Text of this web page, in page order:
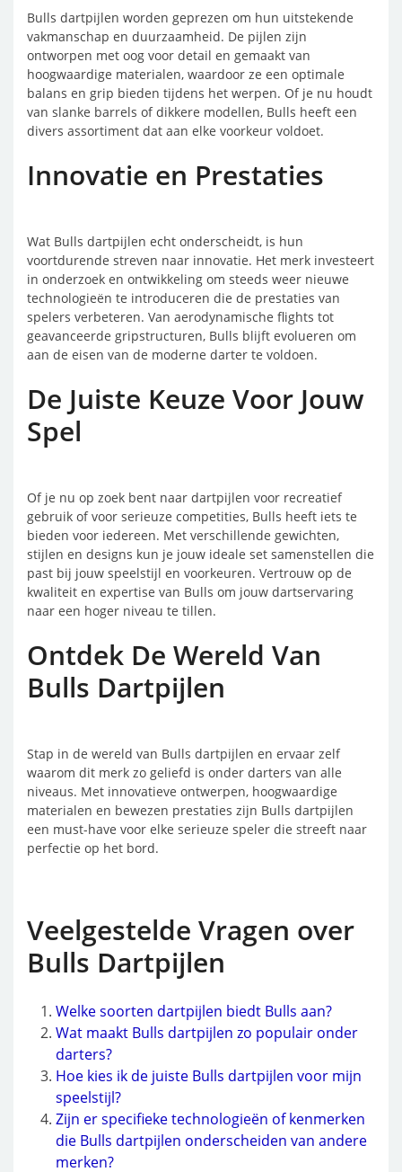
Bulls dartpijlen worden geprezen om hun uitstekende
vakmanschap en duurzaamheid. De pijlen zijn
ontworpen met oog voor detail en gemaakt van
hoogwaardige materialen, waardoor ze een optimale
balans en grip bieden tijdens het werpen. Of je nu houdt
van slanke barrels of dikkere modellen, Bulls heeft een
divers assortiment dat aan elke voorkeur voldoet.
Innovatie en Prestaties
Wat Bulls dartpijlen echt onderscheidt, is hun
voortdurende streven naar innovatie. Het merk investeert
in onderzoek en ontwikkeling om steeds weer nieuwe
technologieën te introduceren die de prestaties van
spelers verbeteren. Van aerodynamische flights tot
geavanceerde gripstructuren, Bulls blijft evolueren om
aan de eisen van de moderne darter te voldoen.
De Juiste Keuze Voor Jouw
Spel
Of je nu op zoek bent naar dartpijlen voor recreatief
gebruik of voor serieuze competities, Bulls heeft iets te
bieden voor iedereen. Met verschillende gewichten,
stijlen en designs kun je jouw ideale set samenstellen die
past bij jouw speelstijl en voorkeuren. Vertrouw op de
kwaliteit en expertise van Bulls om jouw dartservaring
naar een hoger niveau te tillen.
Ontdek De Wereld Van
Bulls Dartpijlen
Stap in de wereld van Bulls dartpijlen en ervaar zelf
waarom dit merk zo geliefd is onder darters van alle
niveaus. Met innovatieve ontwerpen, hoogwaardige
materialen en bewezen prestaties zijn Bulls dartpijlen
een must-have voor elke serieuze speler die streeft naar
perfectie op het bord.
Veelgestelde Vragen over
Bulls Dartpijlen
Welke soorten dartpijlen biedt Bulls aan?
Wat maakt Bulls dartpijlen zo populair onder
darters?
Hoe kies ik de juiste Bulls dartpijlen voor mijn
speelstijl?
Zijn er specifieke technologieën of kenmerken
die Bulls dartpijlen onderscheiden van andere
merken?